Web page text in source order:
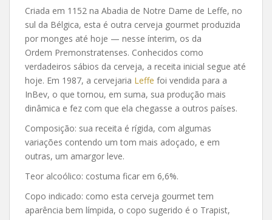
Criada em 1152 na Abadia de Notre Dame de Leffe, no
sul da Bélgica, esta é outra cerveja gourmet produzida
por monges até hoje — nesse ínterim, os da
Ordem Premonstratenses. Conhecidos como
verdadeiros sábios da cerveja, a receita inicial segue até
hoje. Em 1987, a cervejaria Leffe foi vendida para a
InBev, o que tornou, em suma, sua produção mais
dinâmica e fez com que ela chegasse a outros países.
Composição: sua receita é rígida, com algumas
variações contendo um tom mais adoçado, e em
outras, um amargor leve.
Teor alcoólico: costuma ficar em 6,6%.
Copo indicado: como esta cerveja gourmet tem
aparência bem límpida, o copo sugerido é o Trapist,